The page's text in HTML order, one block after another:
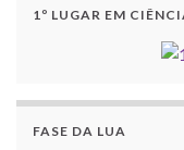
1º LUGAR EM
FASE DA LUA